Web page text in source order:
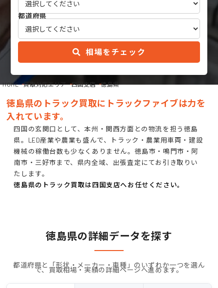
都道府県
相場をチェック
HOME 買取対応エリア 四国支店 徳島県
徳島県のトラック買取にトラックファイブは力を
入れています。
四国の玄関口として、本州・関西方面との物流を担う徳島
県。LED産業や農業も盛んで、トラック・農業用車両・建設
機械の稼働台数も少なくありません。徳島市・鳴門市・阿
南市・三好市まで、県内全域、出張査定にてお引き取りい
たします。
徳島県のトラック買取は四国支店へお任せください。
徳島県の詳細データを探す
都道府県と「形状・メーカー・車種」のいずれか一つを選ん
で、買取相場・実績の詳細ページへ進めます。